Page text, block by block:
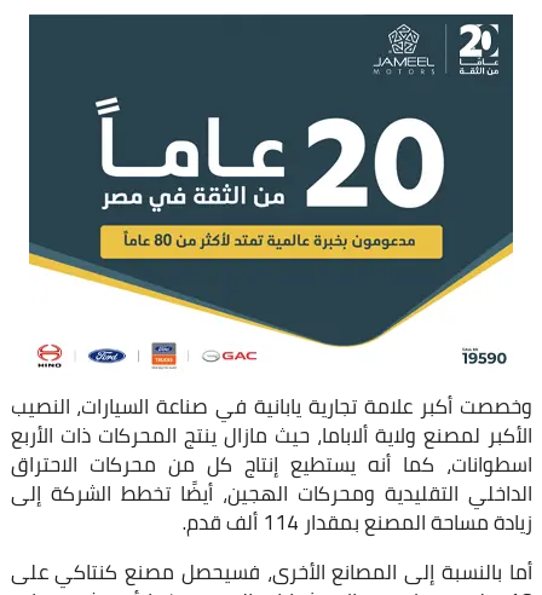
وخصصت أكبر علامة تجارية يابانية في صناعة السيارات، النصيب
الأكبر لمصنع ولاية ألاباما، حيث مازال ينتج المحركات ذات الأربع
اسطوانات، كما أنه يستطيع إنتاج كل من محركات الاحتراق
الداخلي التقليدية ومحركات الهجين، أيضًا تخطط الشركة إلى
زيادة مساحة المصنع بمقدار 114 ألف قدم.
أما بالنسبة إلى المصانع الأخرى، فسيحصل مصنع كنتاكي على